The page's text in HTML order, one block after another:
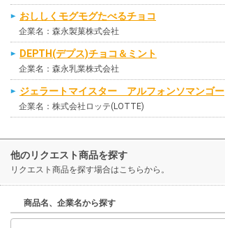
おししくモグモグたべるチョコ
企業名：森永製菓株式会社
DEPTH(デプス)チョコ＆ミント
企業名：森永乳業株式会社
ジェラートマイスター アルフォンソマンゴー
企業名：株式会社ロッテ(LOTTE)
他のリクエスト商品を探す
リクエスト商品を探す場合はこちらから。
商品名、企業名から探す